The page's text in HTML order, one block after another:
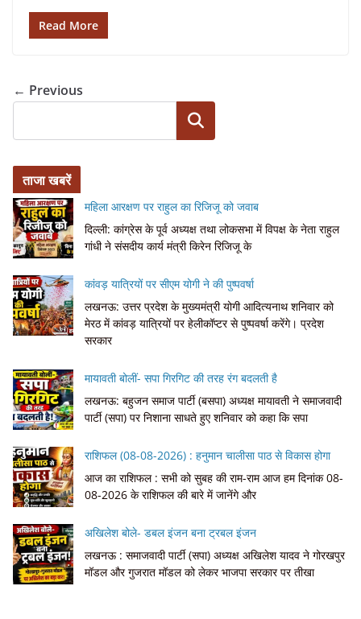
Read More
← Previous
Search
ताजा खबरें
महिला आरक्षण पर राहुल का रिजिजू को जवाब
दिल्ली: कांग्रेस के पूर्व अध्यक्ष तथा लोकसभा में विपक्ष के नेता राहुल
गांधी ने संसदीय कार्य मंत्री किरेन रिजिजू के
कांवड़ यात्रियों पर सीएम योगी ने की पुष्पवर्षा
लखनऊ: उत्तर प्रदेश के मुख्यमंत्री योगी आदित्यनाथ शनिवार को
मेरठ में कांवड़ यात्रियों पर हेलीकॉप्टर से पुष्पवर्षा करेंगे। प्रदेश
सरकार
मायावती बोलीं- सपा गिरगिट की तरह रंग बदलती है
लखनऊ: बहुजन समाज पार्टी (बसपा) अध्यक्ष मायावती ने समाजवादी
पार्टी (सपा) पर निशाना साधते हुए शनिवार को कहा कि सपा
राशिफल (08-08-2026) : हनुमान चालीसा पाठ से विकास होगा
आज का राशिफल : सभी को सुबह की राम-राम आज हम दिनांक 08-
08-2026 के राशिफल की बारे में जानेंगे और
अखिलेश बोले- डबल इंजन बना ट्रबल इंजन
लखनऊ : समाजवादी पार्टी (सपा) अध्यक्ष अखिलेश यादव ने गोरखपुर
मॉडल और गुजरात मॉडल को लेकर भाजपा सरकार पर तीखा